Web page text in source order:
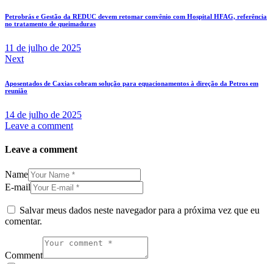
Petrobrás e Gestão da REDUC devem retomar convênio com Hospital HFAG, referência
no tratamento de queimaduras
11 de julho de 2025
Next
Aposentados de Caxias cobram solução para equacionamentos à direção da Petros em
reunião
14 de julho de 2025
Leave a comment
Leave a comment
Name
E-mail
Salvar meus dados neste navegador para a próxima vez que eu
comentar.
Comment